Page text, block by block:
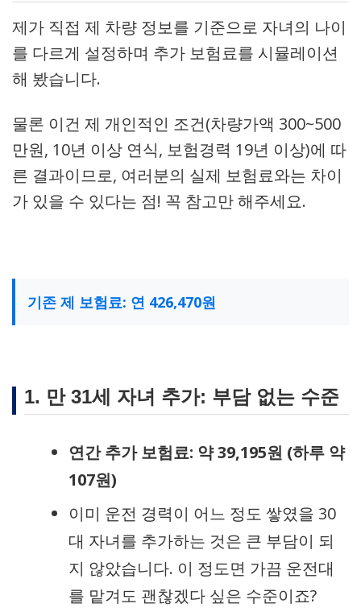
제가 직접 제 차량 정보를 기준으로 자녀의 나이
를 다르게 설정하며 추가 보험료를 시뮬레이션
해 봤습니다.
물론 이건 제 개인적인 조건(차량가액 300~500
만원, 10년 이상 연식, 보험경력 19년 이상)에 따
른 결과이므로, 여러분의 실제 보험료와는 차이
가 있을 수 있다는 점! 꼭 참고만 해주세요.
기존 제 보험료: 연 426,470원
1. 만 31세 자녀 추가: 부담 없는 수준
연간 추가 보험료: 약 39,195원 (하루 약
107원)
이미 운전 경력이 어느 정도 쌓였을 30
대 자녀를 추가하는 것은 큰 부담이 되
지 않았습니다. 이 정도면 가끔 운전대
를 맡겨도 괜찮겠다 싶은 수준이죠?